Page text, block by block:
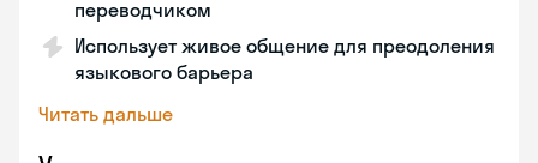
переводчиком
Использует живое общение для преодоления
языкового барьера
Читать дальше